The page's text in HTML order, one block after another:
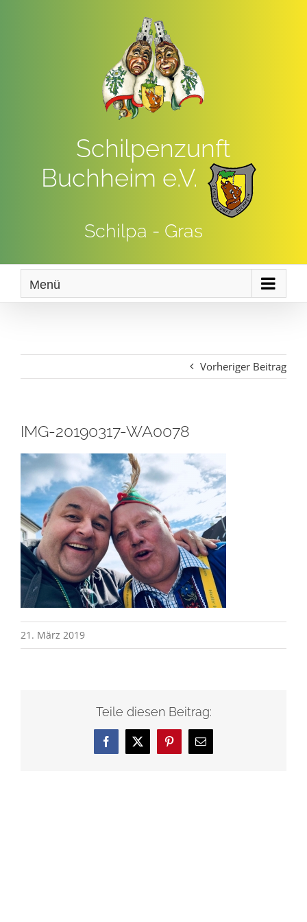
Schilpenzunft
Buchheim e.V.
Schilpa - Gras
Menü
Vorheriger Beitrag
IMG-20190317-WA0078
21. März 2019
Teile diesen Beitrag:
Facebook
X Pinterest
E-
Mail